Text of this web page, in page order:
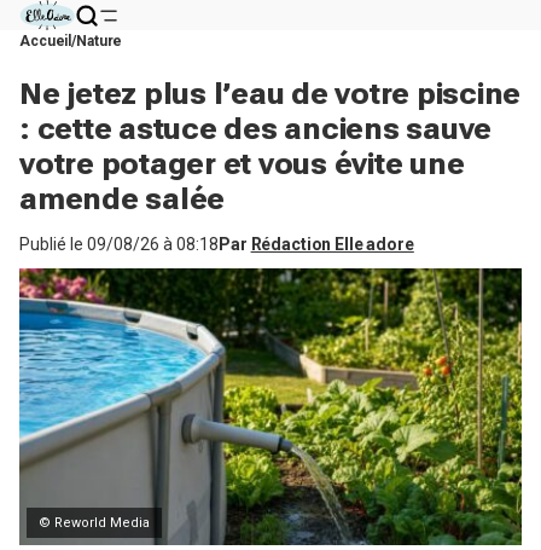
Accueil Nature
Ne jetez plus l’eau de votre piscine
: cette astuce des anciens sauve
votre potager et vous évite une
amende salée
Publié le 09/08/26 à 08:18 Par Rédaction Elle adore
© Reworld Media